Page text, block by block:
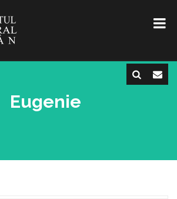
Eugenie